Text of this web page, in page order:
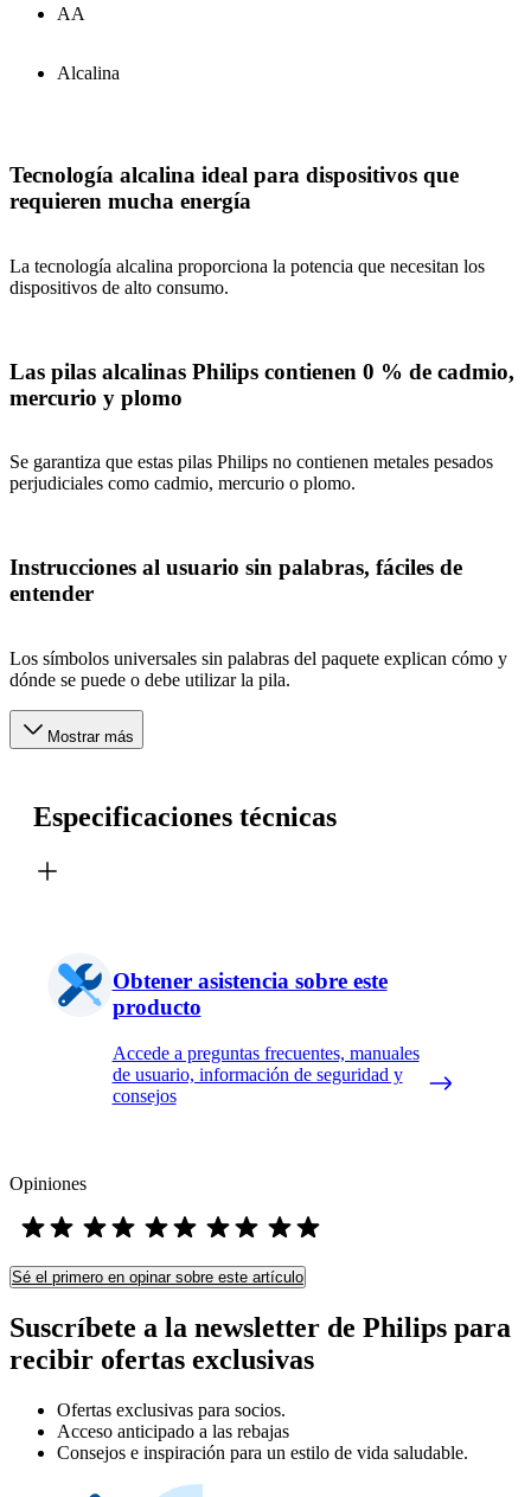
AA
Alcalina
Tecnología alcalina ideal para dispositivos que
requieren mucha energía
La tecnología alcalina proporciona la potencia que necesitan los
dispositivos de alto consumo.
Las pilas alcalinas Philips contienen 0 % de cadmio,
mercurio y plomo
Se garantiza que estas pilas Philips no contienen metales pesados
perjudiciales como cadmio, mercurio o plomo.
Instrucciones al usuario sin palabras, fáciles de
entender
Los símbolos universales sin palabras del paquete explican cómo y
dónde se puede o debe utilizar la pila.
Mostrar más
Especificaciones técnicas
Obtener asistencia sobre este
producto
Accede a preguntas frecuentes, manuales
de usuario, información de seguridad y
consejos
Opiniones
Sé el primero en opinar sobre este artículo
Suscríbete a la newsletter de Philips para
recibir ofertas exclusivas
Ofertas exclusivas para socios.
Acceso anticipado a las rebajas
Consejos e inspiración para un estilo de vida saludable.